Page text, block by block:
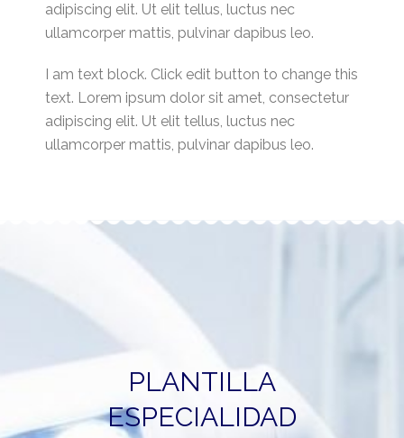
adipiscing elit. Ut elit tellus, luctus nec
ullamcorper mattis, pulvinar dapibus leo.
I am text block. Click edit button to change this
text. Lorem ipsum dolor sit amet, consectetur
adipiscing elit. Ut elit tellus, luctus nec
ullamcorper mattis, pulvinar dapibus leo.
PLANTILLA
ESPECIALIDAD